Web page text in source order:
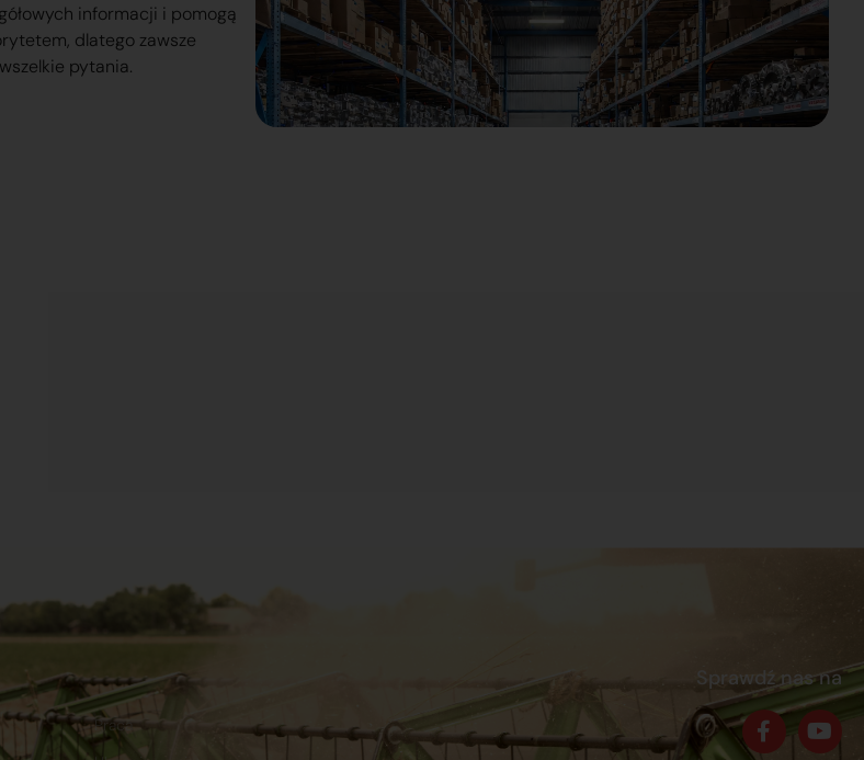
informacji i pomogą
dlatego zawsze
pytania.
Praca
Sprawdź nas na